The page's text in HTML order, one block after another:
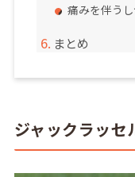
痛みを伴う
まとめ
ジャックラッセ